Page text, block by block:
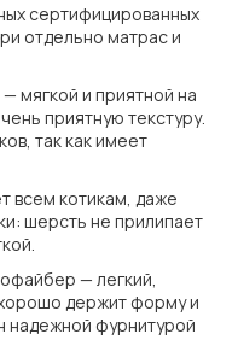
сертифицированных
отдельно матрас и
мягкой и приятной на
приятную текстуру.
так как имеет
всем котикам, даже
шерсть не прилипает
— легкий,
держит форму и
надежной фурнитурой